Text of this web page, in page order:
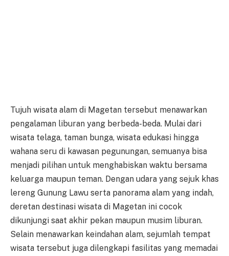
Tujuh wisata alam di Magetan tersebut menawarkan
pengalaman liburan yang berbeda-beda. Mulai dari
wisata telaga, taman bunga, wisata edukasi hingga
wahana seru di kawasan pegunungan, semuanya bisa
menjadi pilihan untuk menghabiskan waktu bersama
keluarga maupun teman. Dengan udara yang sejuk khas
lereng Gunung Lawu serta panorama alam yang indah,
deretan destinasi wisata di Magetan ini cocok
dikunjungi saat akhir pekan maupun musim liburan.
Selain menawarkan keindahan alam, sejumlah tempat
wisata tersebut juga dilengkapi fasilitas yang memadai